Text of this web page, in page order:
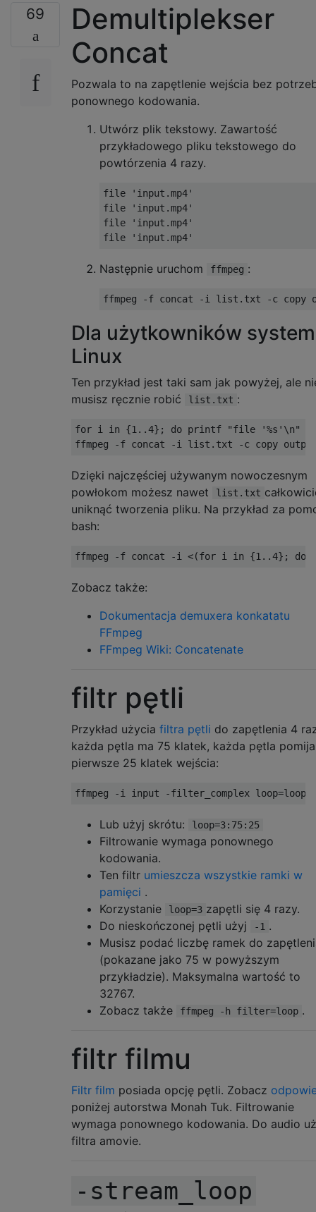
69
Demultiplekser
Concat
Pozwala to na zapętlenie wejścia bez
ponownego kodowania.
Utwórz plik tekstowy. Zawartość
przykładowego pliku tekstowego do
powtórzenia 4 razy.
file 'input.mp4'
file 'input.mp4'
file 'input.mp4'
Następnie uruchom ffmpeg :
Dla użytkowników
Linux
Ten przykład jest taki sam jak powyżej, ale
musisz ręcznie robić
list.txt :
for i in {1..4}; do printf "file '%s'\n"
Dzięki najczęściej używanym nowoczesnym
powłokom możesz nawet
list.txt
uniknąć tworzenia pliku. Na przykład za
bash:
Zobacz także:
Dokumentacja demuxera konkatatu
FFmpeg
FFmpeg Wiki: Concatenate
filtr pętli
Przykład użycia filtra pętli do zapętlenia 4
każda pętla ma 75 klatek, każda pętla pomija
pierwsze 25 klatek wejścia:
Lub użyj skrótu: loop=3:75:25
Filtrowanie wymaga ponownego
kodowania.
Ten filtr umieszcza wszystkie ramki w
pamięci .
Korzystanie
loop=3 zapętli się 4 razy.
Do nieskończonej pętli użyj
-1 .
Musisz podać liczbę ramek do
(pokazane jako 75 w powyższym
przykładzie). Maksymalna wartość to
32767.
Zobacz także
ffmpeg -h filter=loop .
filtr filmu
Filtr film posiada opcję pętli. Zobacz
poniżej autorstwa Monah Tuk. Filtrowanie
wymaga ponownego kodowania. Do audio
filtra amovie.
-stream_loop